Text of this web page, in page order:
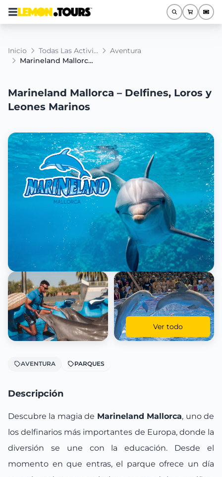
Inicio Todas Las Actividades
Aventura
Marineland Mallorca – Delfines, Loros y Leones Marinos
Marineland Mallorca – Delfines, Loros y
Leones Marinos
Ver todo
AVENTURA PARQUES
Descripción
Descubre la magia de Marineland Mallorca, uno de
los delfinarios más importantes de Europa, donde la
diversión se une con la educación. Desde el
momento en que entras, el parque ofrece un día